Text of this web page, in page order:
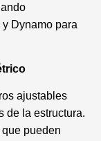
Dynamo para
ajustables
de la estructura.
pueden